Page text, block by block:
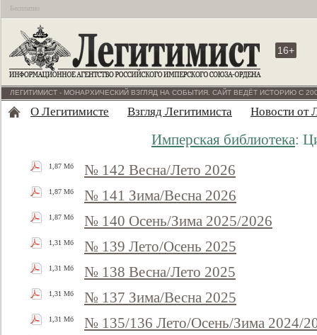
Бесплатно
16+
ЛЕГИТИМИСТ - МОНАРХИЧЕСКИЙ ВЗГЛЯД НА СОБЫТИЯ. САЙТ ВЕДЁТ ИСТОРИЮ С
О Легитимисте Взгляд Легитимиста Новости от
Имперская библиотека:
№ 142 Весна/Лето 2026
1,87 Мб
№ 141 Зима/Весна 2026
1,87 Мб
№ 140 Осень/Зима 2025/2026
1,87 Мб
№ 139 Лето/Осень 2025
1,31 Мб
№ 138 Весна/Лето 2025
1,31 Мб
№ 137 Зима/Весна 2025
1,31 Мб
№ 135/136 Лето/Осень/Зима 2024/
1,31 Мб